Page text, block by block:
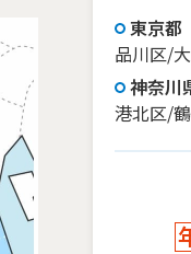
東京都
品川区/
神奈川
港北区/